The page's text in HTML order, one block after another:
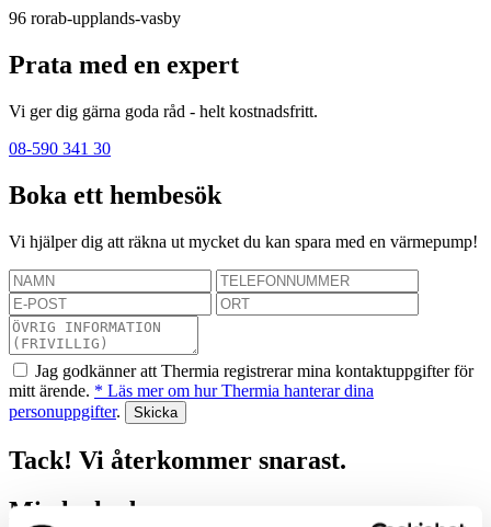
96 rorab-upplands-vasby
Prata med en expert
Vi ger dig gärna goda råd - helt kostnadsfritt.
08-590 341 30
Boka ett hembesök
Vi hjälper dig att räkna ut mycket du kan spara med en värmepump!
Jag godkänner att Thermia registrerar mina kontaktuppgifter för
mitt ärende. * Läs mer om hur Thermia hanterar dina
personuppgifter.
Tack! Vi återkommer snarast.
Misslyckades